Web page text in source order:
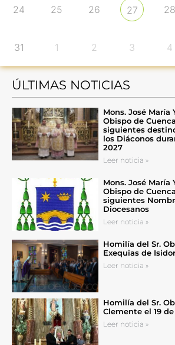
24 25 26 27 28
31 1 2 3 4
ÚLTIMAS NOTICIAS
Mons. José María
Obispo de
siguientes
los Diáconos
2027
Leer noticia »
Mons. José María
Obispo de
siguientes
Diocesanos
Leer noticia »
Homilía del Sr.
Exequias de
Leer noticia »
Homilía del Sr.
Clemente el 19
Leer noticia »